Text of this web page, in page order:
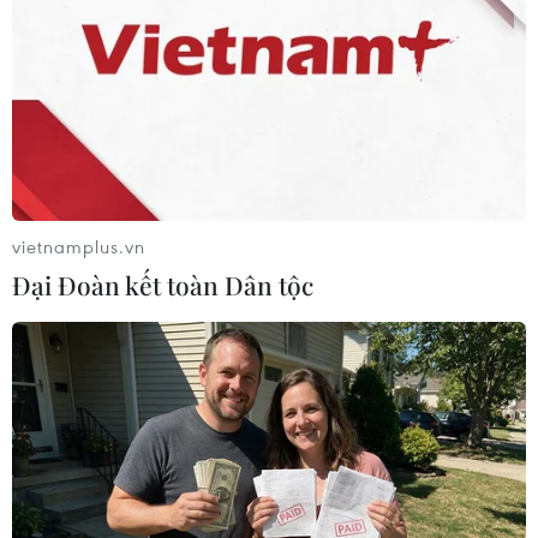
TIN LIÊN QUAN
vietnamplus.vn
Đại Đoàn kết toàn Dân tộc